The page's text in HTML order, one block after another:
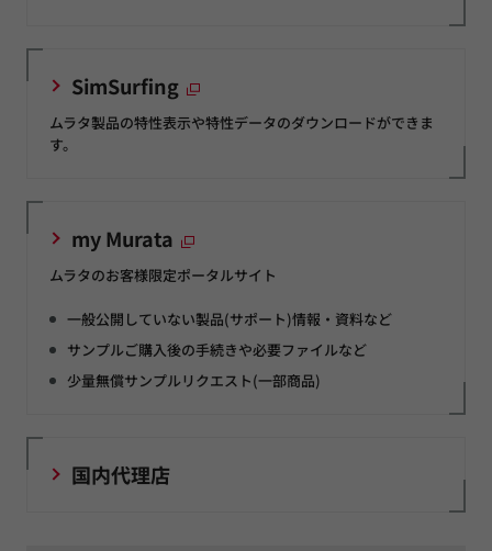
SimSurfing
ムラタ製品の特性表示や特性データのダウンロードができま
す。
my Murata
ムラタのお客様限定ポータルサイト
一般公開していない製品(サポート)情報・資料など
サンプルご購入後の手続きや必要ファイルなど
少量無償サンプルリクエスト(一部商品)
国内代理店